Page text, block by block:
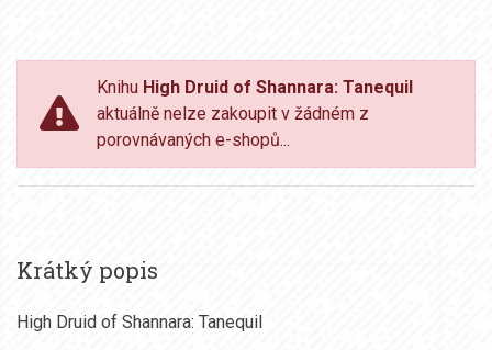
Knihu High Druid of Shannara: Tanequil
aktuálně nelze zakoupit v žádném z
porovnávaných e-shopů...
Krátký popis
High Druid of Shannara: Tanequil